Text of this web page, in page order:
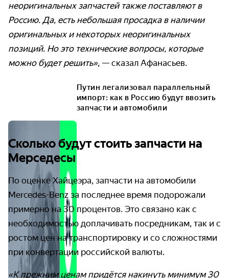
неоригинальных запчастей также поставляют в
Россию. Да, есть небольшая просадка в наличии
оригинальных и некоторых неоригинальных
позиций. Но это технические вопросы, которые
можно будет решить», — сказал Афанасьев.
Путин легализовал параллельный
импорт: как в Россию будут ввозить
запчасти и автомобили
Сколько будут стоить запчасти на
Мерседесы
По оценке Хайцеэра, запчасти на автомобили
Mercedes-Benz за последнее время подорожали
примерно на 30 процентов. Это связано как с
необходимостью доплачивать посредникам, так и с
ростом цен на транспортировку и со сложностями
при конвертации российской валюты.
«К прежним ценам придётся накинуть минимум 30